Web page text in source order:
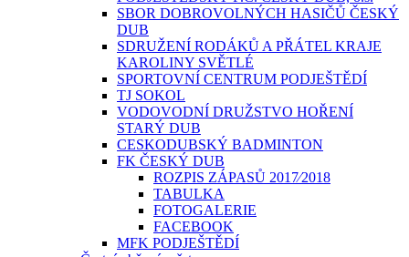
SBOR DOBROVOLNÝCH HASIČŮ ČESKÝ
DUB
SDRUŽENÍ RODÁKŮ A PŘÁTEL KRAJE
KAROLINY SVĚTLÉ
SPORTOVNÍ CENTRUM PODJEŠTĚDÍ
TJ SOKOL
VODOVODNÍ DRUŽSTVO HOŘENÍ
STARÝ DUB
CESKODUBSKÝ BADMINTON
FK ČESKÝ DUB
ROZPIS ZÁPASŮ 2017⁄2018
TABULKA
FOTOGALERIE
FACEBOOK
MFK PODJEŠTĚDÍ